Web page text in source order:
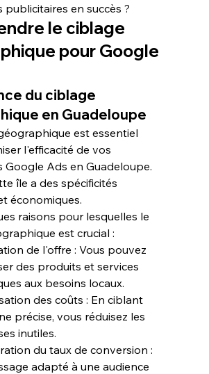
publicitaires en succès ?
le ciblage
pour Google
du ciblage
en Guadeloupe
est essentiel
l'efficacité de vos
Google Ads en Guadeloupe.
île a des spécificités
économiques.
raisons pour lesquelles le
est crucial :
de l'offre : Vous pouvez
des produits et services
aux besoins locaux.
des coûts : En ciblant
précise, vous réduisez les
inutiles.
du taux de conversion :
adapté à une audience